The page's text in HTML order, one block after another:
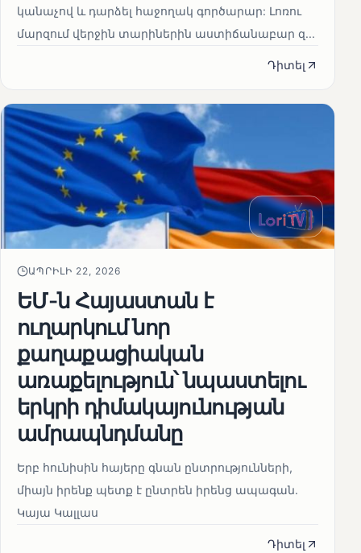
կանաչով և դարձել հաջողակ գործարար: Լոռու
մարզում վերջին տարիներին աստիճանաբար զ...
Դիտել
ԱՊՐԻԼԻ 22, 2026
ԵՄ-ն Հայաստան է
ուղարկում նոր
քաղաքացիական
առաքելություն՝ նպաստելու
երկրի դիմակայունության
ամրապնդմանը
Երբ հունիսին հայերը գնան ընտրությունների,
միայն իրենք պետք է ընտրեն իրենց ապագան.
Կայա Կալլաս
Դիտել